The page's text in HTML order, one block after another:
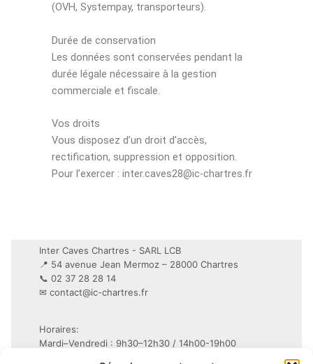
(OVH, Systempay, transporteurs).
Durée de conservation
Les données sont conservées pendant la
durée légale nécessaire à la gestion
commerciale et fiscale.
Vos droits
Vous disposez d’un droit d’accès,
rectification, suppression et opposition.
Pour l’exercer : inter.caves28@ic-chartres.fr
Inter Caves Chartres - SARL LCB
📍 54 avenue Jean Mermoz – 28000 Chartres
📞 02 37 28 28 14
✉ contact@ic-chartres.fr
Horaires:
Mardi–Vendredi : 9h30–12h30 / 14h00-19h00